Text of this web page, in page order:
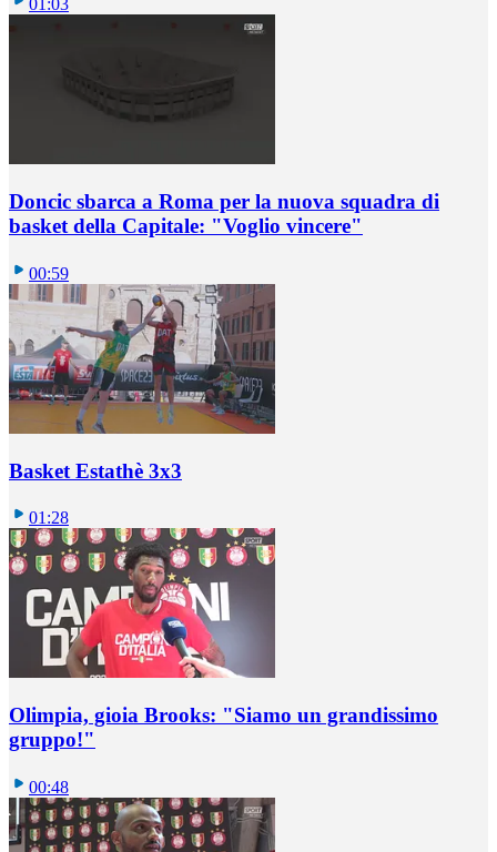
01:03
Doncic sbarca a Roma per la nuova squadra di
basket della Capitale: "Voglio vincere"
00:59
Basket Estathè 3x3
01:28
Olimpia, gioia Brooks: "Siamo un grandissimo
gruppo!"
00:48